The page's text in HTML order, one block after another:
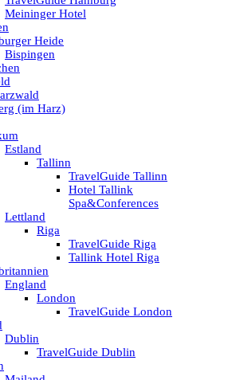
Meininger Hotel
Heide
Bispingen
(im Harz)
Estland
Tallinn
TravelGuide Tallinn
Hotel Tallink
Spa&Conferences
Lettland
Riga
TravelGuide Riga
Tallink Hotel Riga
England
London
TravelGuide London
Dublin
TravelGuide Dublin